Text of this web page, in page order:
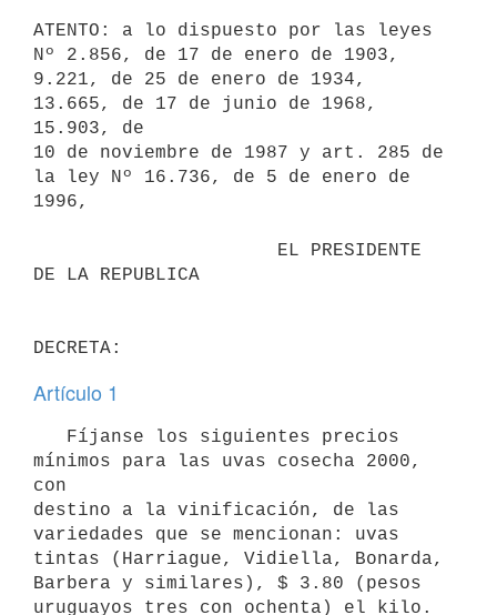
ATENTO: a lo dispuesto por las leyes
Nº 2.856, de 17 de enero de 1903,
9.221, de 25 de enero de 1934,
13.665, de 17 de junio de 1968,
15.903, de
10 de noviembre de 1987 y art. 285 de
la ley Nº 16.736, de 5 de enero de
1996,
DE LA REPUBLICA
Artículo 1
mínimos para las uvas cosecha 2000,
con
destino a la vinificación, de las
variedades que se mencionan: uvas
tintas (Harriague, Vidiella, Bonarda,
Barbera y similares), $ 3.80 (pesos
uruguayos tres con ochenta) el kilo.